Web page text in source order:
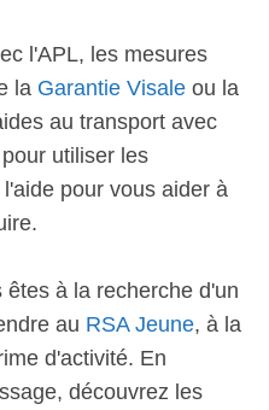
l'APL, les mesures
la Garantie Visale ou la
au transport avec
utiliser les
pour vous aider à
à la recherche d'un
au RSA Jeune, à la
d'activité. En
découvrez les